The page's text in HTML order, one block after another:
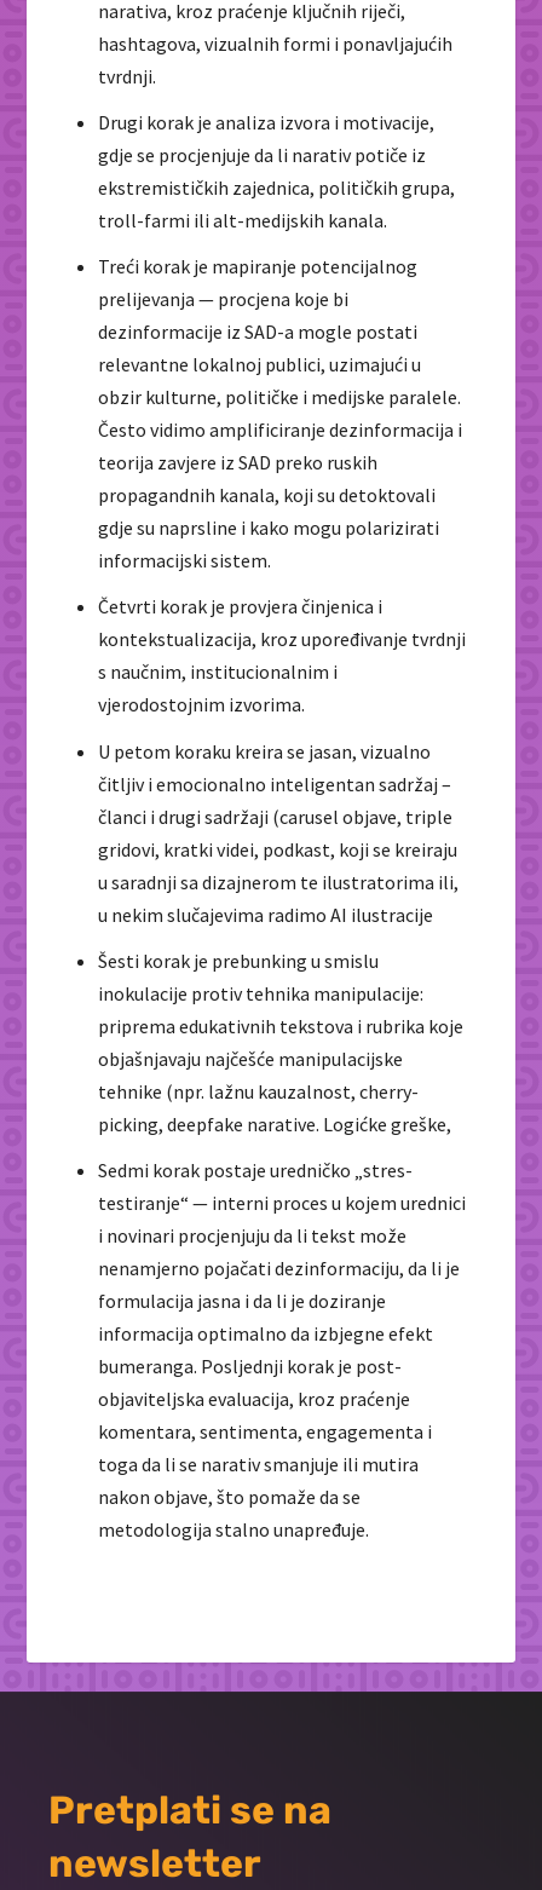
narativa, kroz praćenje ključnih riječi,
hashtagova, vizualnih formi i ponavljajućih
tvrdnji.
Drugi korak je analiza izvora i motivacije,
gdje se procjenjuje da li narativ potiče iz
ekstremističkih zajednica, političkih grupa,
troll-farmi ili alt-medijskih kanala.
Treći korak je mapiranje potencijalnog
prelijevanja — procjena koje bi
dezinformacije iz SAD-a mogle postati
relevantne lokalnoj publici, uzimajući u
obzir kulturne, političke i medijske paralele.
Često vidimo amplificiranje dezinformacija i
teorija zavjere iz SAD preko ruskih
propagandnih kanala, koji su detoktovali
gdje su naprsline i kako mogu polarizirati
informacijski sistem.
Četvrti korak je provjera činjenica i
kontekstualizacija, kroz upoređivanje tvrdnji
s naučnim, institucionalnim i
vjerodostojnim izvorima.
U petom koraku kreira se jasan, vizualno
čitljiv i emocionalno inteligentan sadržaj –
članci i drugi sadržaji (carusel objave, triple
gridovi, kratki videi, podkast, koji se kreiraju
u saradnji sa dizajnerom te ilustratorima ili,
u nekim slučajevima radimo AI ilustracije
Šesti korak je prebunking u smislu
inokulacije protiv tehnika manipulacije:
priprema edukativnih tekstova i rubrika koje
objašnjavaju najčešće manipulacijske
tehnike (npr. lažnu kauzalnost, cherry-
picking, deepfake narative. Logićke greške,
Sedmi korak postaje uredničko „stres-
testiranje“ — interni proces u kojem urednici
i novinari procjenjuju da li tekst može
nenamjerno pojačati dezinformaciju, da li je
formulacija jasna i da li je doziranje
informacija optimalno da izbjegne efekt
bumeranga. Posljednji korak je post-
objaviteljska evaluacija, kroz praćenje
komentara, sentimenta, engagementa i
toga da li se narativ smanjuje ili mutira
nakon objave, što pomaže da se
metodologija stalno unapređuje.
Pretplati se na
newsletter